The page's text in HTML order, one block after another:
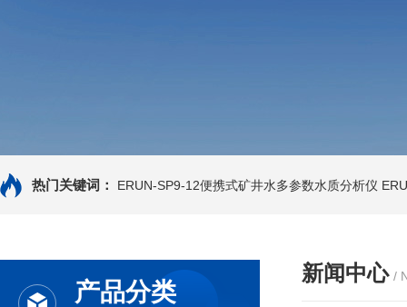
热门关键词： ERUN-SP9-12便携式矿井水多参数水质分析仪
产品分类
新闻中心 /